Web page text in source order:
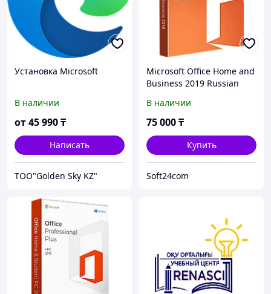
Установка Microsoft
В наличии
от45 990₸
Написать
ТОО"Golden Sky KZ"
Microsoft Office Home and
Business 2019 Russian
Medialess.
В наличии
75 000₸
Купить
Soft24com